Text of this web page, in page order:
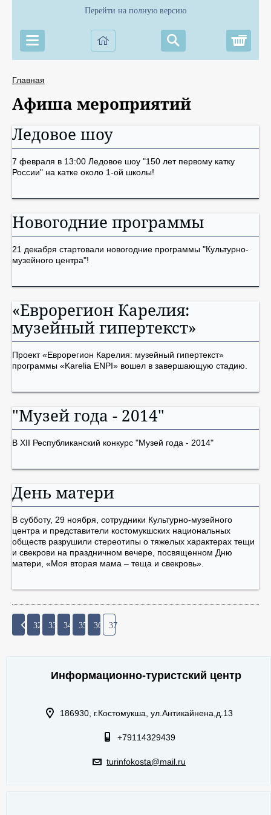
Перейти на полную версию
Главная
Афиша мероприятий
Ледовое шоу
7 февраля в 13:00 Ледовое шоу "150 лет первому катку
России" на катке около 1-ой школы!
Новогодние программы
21 декабря стартовали новогодние программы "Культурно-
музейного центра"!
«Еврорегион Карелия:
музейный гипертекст»
Проект «Еврорегион Карелия: музейный гипертекст»
программы «Karelia ENPI» вошел в завершающую стадию.
"Музей года - 2014"
В XII Республиканский конкурс "Музей года - 2014"
День матери
В субботу, 29 ноября, сотрудники Культурно-музейного
центра и представители костомукшских национальных
обществ разрушили стереотипы о тяжелых характерах тещи
и свекрови на праздничном вечере, посвященном Дню
матери, «Моя вторая мама – теща и свекровь».
32 33 34 35 36 37
Информационно-туристский центр
186930, г.Костомукша, ул.Антикайнена,д.13
+79114329439
turinfokosta@mail.ru